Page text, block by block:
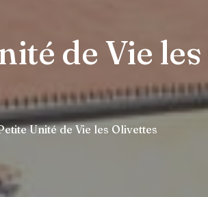
de Vie
Unité de Vie les Olivettes